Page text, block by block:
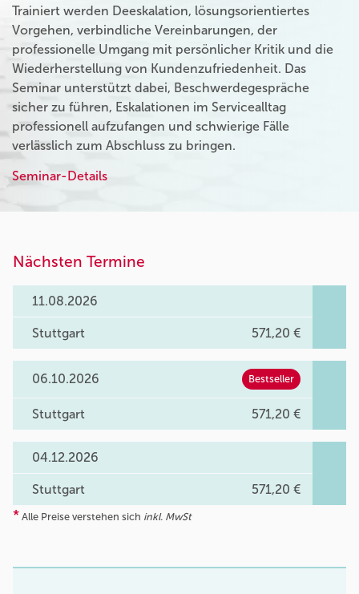
Trainiert werden Deeskalation, lösungsorientiertes
Vorgehen, verbindliche Vereinbarungen, der
professionelle Umgang mit persönlicher Kritik und die
Wiederherstellung von Kundenzufriedenheit. Das
Seminar unterstützt dabei, Beschwerdegespräche
sicher zu führen, Eskalationen im Servicealltag
professionell aufzufangen und schwierige Fälle
verlässlich zum Abschluss zu bringen.
Seminar-Details
Nächsten Termine
11.08.2026
Stuttgart 571,20 €
06.10.2026 Bestseller
Stuttgart 571,20 €
04.12.2026
Stuttgart 571,20 €
* Alle Preise verstehen sich inkl. MwSt